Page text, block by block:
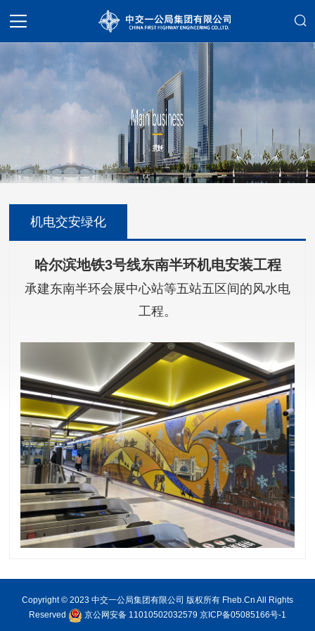
机电交安绿化
哈尔滨地铁3号线东南半环机电安装工程
承建东南半环会展中心站等五站五区间的风水电
工程。
Copyright © 2023 中交一公局集团有限公司 版权所有 Fheb.Cn All Rights
Reserved
京公网安备 11010502032579 京ICP备05085166号-1